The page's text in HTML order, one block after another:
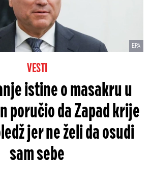
EPA
VESTI
istine o masakru u
poručio da Zapad krije
jer ne želi da osudi
sam sebe